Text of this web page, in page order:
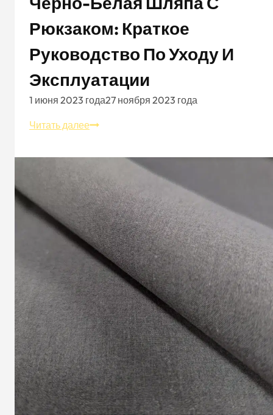
Рюкзаком: Краткое
Руководство По Уходу И
Эксплуатации
1 июня 2023 года27 ноября 2023 года
Читать далееЧерно-
шляпа
рюкзаком:
краткое
руководство
по
уходу
и
эксплуатации